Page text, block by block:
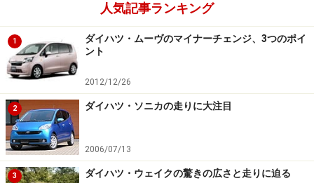
人気記事ランキング
1
ダイハツ・ムーヴのマイナーチェンジ、3つのポイ
ント
2012/12/26
2 ダイハツ・ソニカの走りに大注目
2006/07/13
3 ダイハツ・ウェイクの驚きの広さと走りに迫る